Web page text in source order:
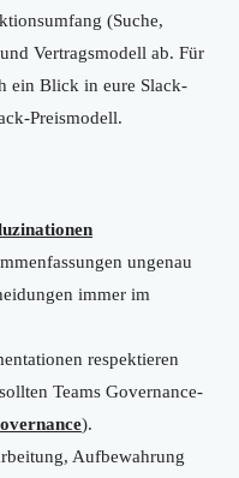
(Suche,
Vertragsmodell ab. Für
ein Blick in eure Slack-
Preismodell.
ungenau
immer im
respektieren
Teams Governance-
).
Aufbewahrung